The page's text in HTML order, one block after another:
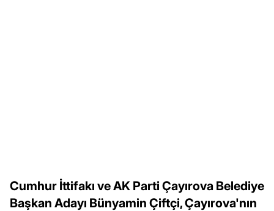
Cumhur İttifakı ve AK Parti Çayırova Belediye
Başkan Adayı Bünyamin Çiftçi, Çayırova'nın